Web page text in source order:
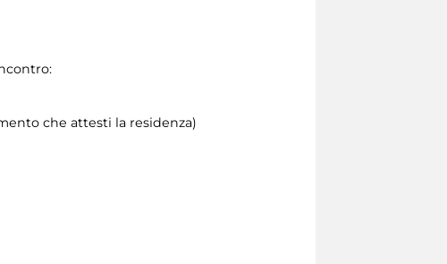
che attesti la residenza)